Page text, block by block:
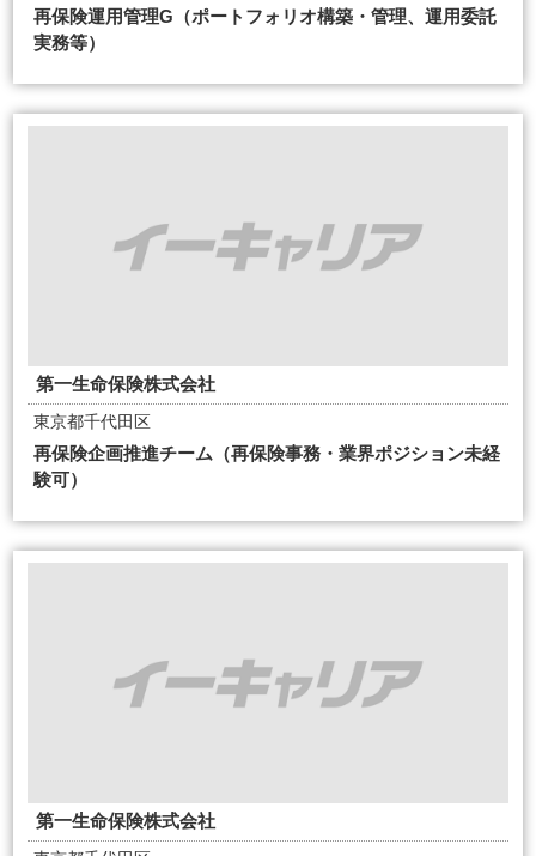
再保険運用管理G（ポートフォリオ構築・管理、運用委託
実務等）
第一生命保険株式会社
東京都千代田区
再保険企画推進チーム（再保険事務・業界ポジション未経
験可）
第一生命保険株式会社